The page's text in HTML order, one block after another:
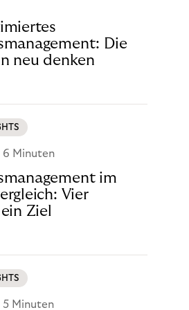
Die
neu denken
6 Minuten
im
Vier
Ziel
5 Minuten